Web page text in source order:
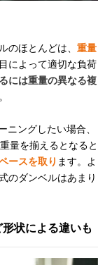
のほとんどは、 重量
によって適切な負荷
には重量の異なる複
ニングしたい場合、
量を揃えるとなると
ースを取り ます。よ
のダンベルはあまり
状による違いも